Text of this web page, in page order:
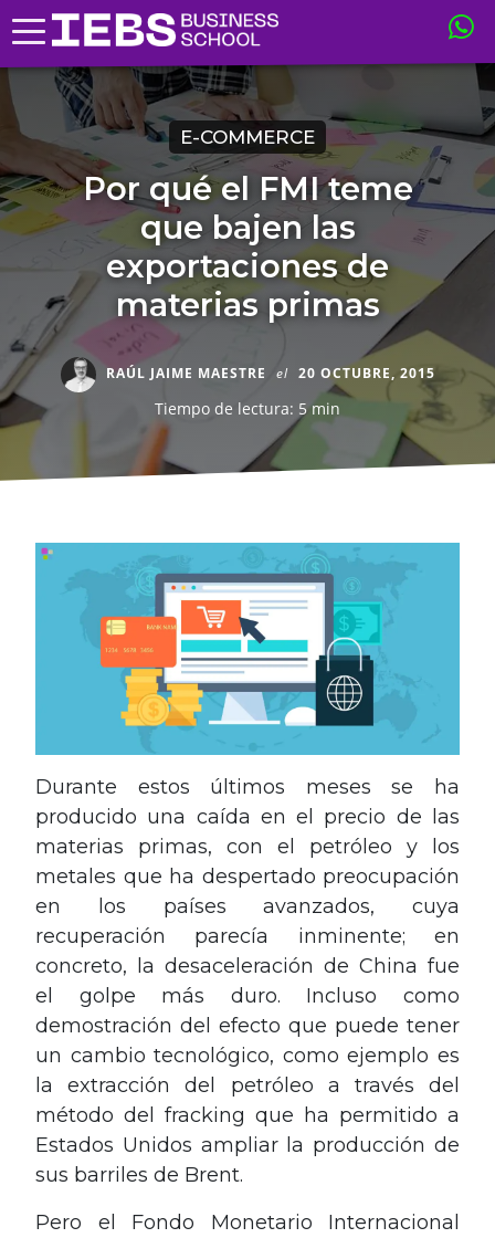
E-COMMERCE
Por qué el FMI teme
que bajen las
exportaciones de
materias primas
RAÚL JAIME MAESTRE el 20 OCTUBRE, 2015
Tiempo de lectura: 5 min
Durante estos últimos meses se ha
producido una caída en el precio de las
materias primas, con el petróleo y los
metales que ha despertado preocupación
en los países avanzados, cuya
recuperación parecía inminente; en
concreto, la desaceleración de China fue
el golpe más duro. Incluso como
demostración del efecto que puede tener
un cambio tecnológico, como ejemplo es
la extracción del petróleo a través del
método del fracking que ha permitido a
Estados Unidos ampliar la producción de
sus barriles de Brent.
Pero el Fondo Monetario Internacional